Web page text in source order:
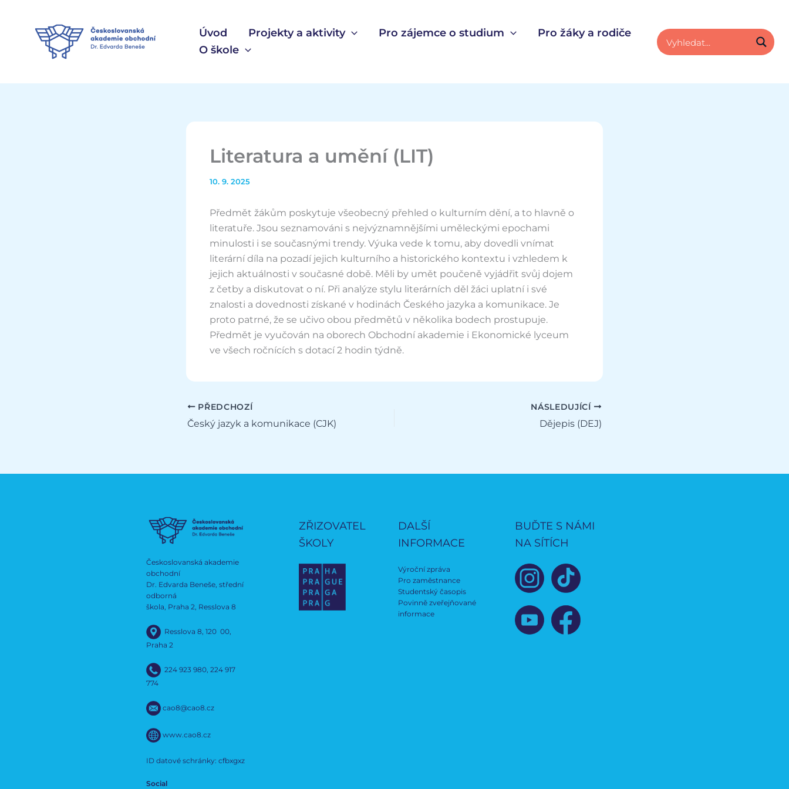
Úvod Projekty a aktivity Pro zájemce o studium
Pro žáky a rodiče
O škole
Literatura a umění (LIT)
10. 9. 2025
Předmět žákům poskytuje všeobecný přehled o kulturním dění, a to hlavně o
literatuře. Jsou seznamováni s nejvýznamnějšími uměleckými epochami
minulosti i se současnými trendy. Výuka vede k tomu, aby dovedli vnímat
literární díla na pozadí jejich kulturního a historického kontextu i vzhledem k
jejich aktuálnosti v současné době. Měli by umět poučeně vyjádřit svůj dojem
z četby a diskutovat o ní. Při analýze stylu literárních děl žáci uplatní i své
znalosti a dovednosti získané v hodinách Českého jazyka a komunikace. Je
proto patrné, že se učivo obou předmětů v několika bodech prostupuje.
Předmět je vyučován na oborech Obchodní akademie i Ekonomické lyceum
ve všech ročnících s dotací 2 hodin týdně.
PŘEDCHOZÍ
Český jazyk a komunikace (CJK)
NÁSLEDUJÍCÍ
Dějepis (DEJ)
Českoslovanská akademie
obchodní
Dr. Edvarda Beneše, střední
odborná
škola, Praha 2, Resslova 8
Resslova 8, 120 00,
Praha 2
224 923 980 ,224 917
774
cao8@cao8.cz
www.cao8.cz
ID datové schránky: cfbxgxz
Social
ZŘIZOVATEL
ŠKOLY
DALŠÍ
INFORMACE
Výroční zpráva
Pro zaměstnance
Studentský časopis
Povinně zveřejňované
informace
BUĎTE S NÁMI
NA SÍTÍCH